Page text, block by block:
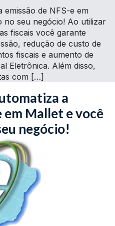
emissão de NFS-e em
no seu negócio! Ao utilizar
fiscais você garante
redução de custo de
fiscais e aumento de
Eletrônica. Além disso,
com […]
a
em Mallet e você
negócio!